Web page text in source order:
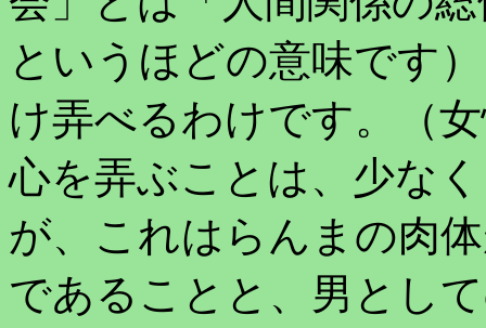
というほどの意味です
け弄べるわけです。（
心を弄ぶことは、少な
が、これはらんまの肉
であることと、男とし